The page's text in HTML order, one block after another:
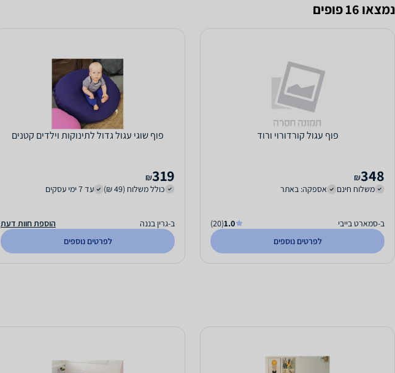
נמצאו 16 פופים
פוף עגול קורדורוי ורוד
348
₪
משלוח חינם
אספקה: באתר
ב-סמארט בייבי 1.0
(20)
לפרטים נוספים
פוף שוגי עגול גדול לתינוקות וילדים קטנים
319
₪
כולל משלוח (49 ₪)
עד 7 ימי עסקים
ב-גרין בננה
הוספת חוות דעת
לפרטים נוספים